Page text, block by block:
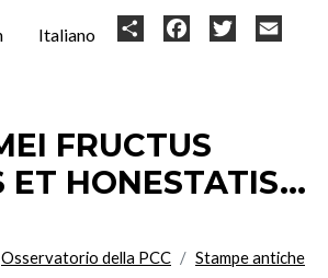
Italiano Share FacebookTwitter
FRUCTUS
ET HONESTATIS...
Osservatorio della PCC Stampe antiche